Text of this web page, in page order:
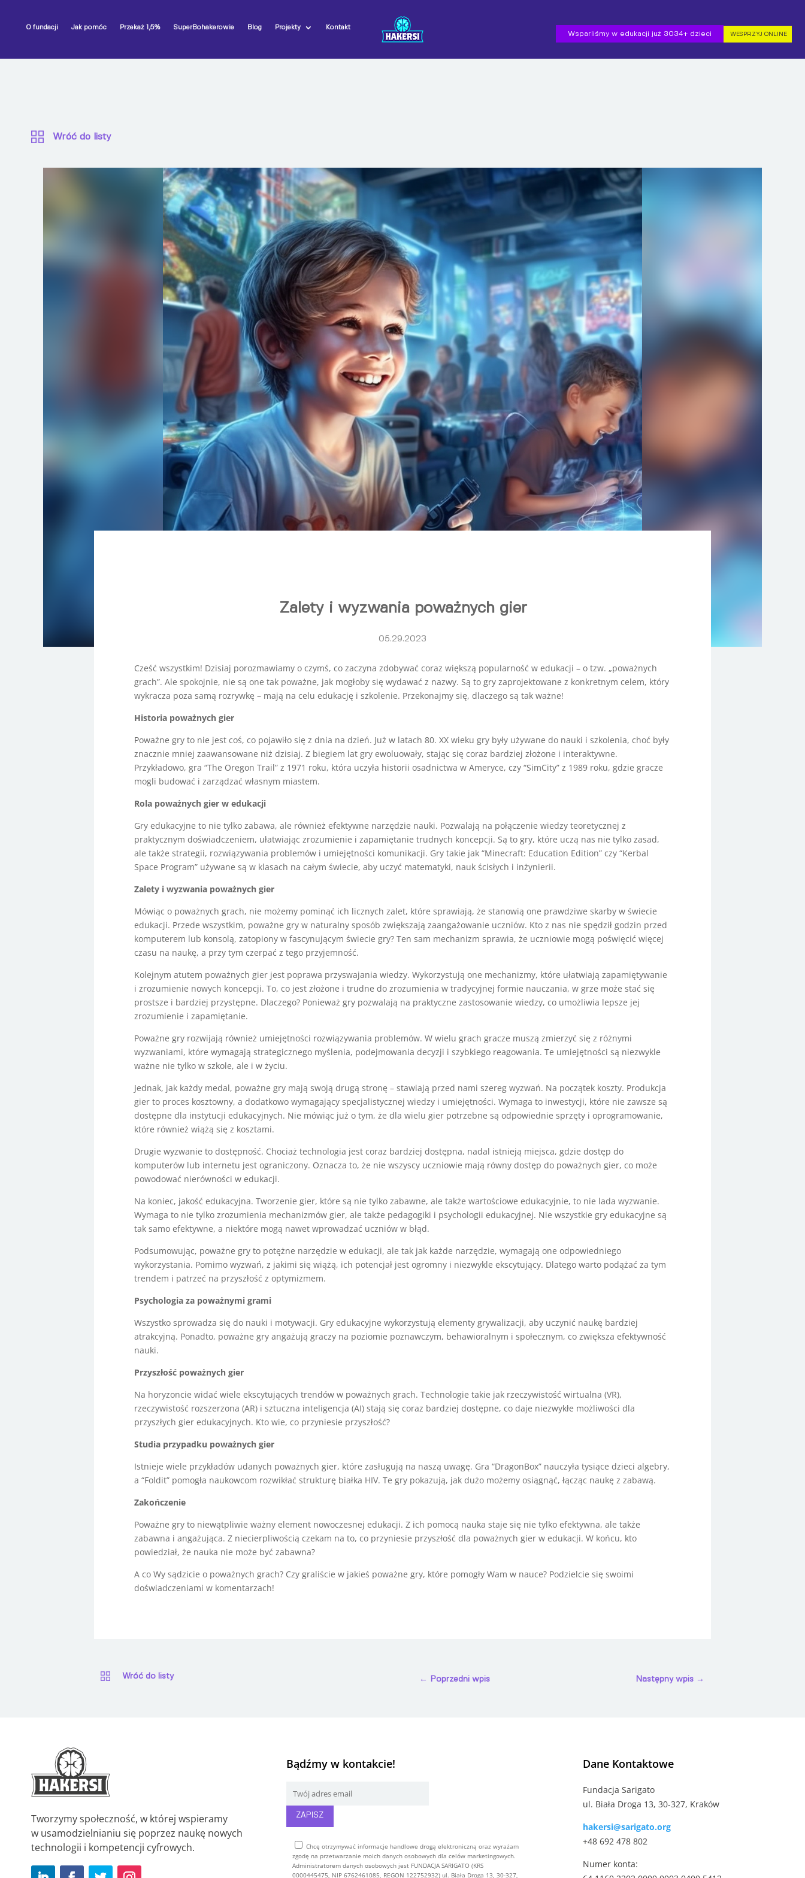
O fundacji Jak pomóc Przekaż 1,5% SuperBohakerowie Blog Projekty Kontakt
Wsparliśmy w edukacji już 3034+ dzieci WESPRZYJ ONLINE
Wróć do listy
Zalety i wyzwania poważnych gier
05.29.2023
Cześć wszystkim! Dzisiaj porozmawiamy o czymś, co zaczyna zdobywać coraz większą popularność w edukacji – o tzw. „poważnych
grach”. Ale spokojnie, nie są one tak poważne, jak mogłoby się wydawać z nazwy. Są to gry zaprojektowane z konkretnym celem, który
wykracza poza samą rozrywkę – mają na celu edukację i szkolenie. Przekonajmy się, dlaczego są tak ważne!
Historia poważnych gier
Poważne gry to nie jest coś, co pojawiło się z dnia na dzień. Już w latach 80. XX wieku gry były używane do nauki i szkolenia, choć były
znacznie mniej zaawansowane niż dzisiaj. Z biegiem lat gry ewoluowały, stając się coraz bardziej złożone i interaktywne.
Przykładowo, gra “The Oregon Trail” z 1971 roku, która uczyła historii osadnictwa w Ameryce, czy “SimCity” z 1989 roku, gdzie gracze
mogli budować i zarządzać własnym miastem.
Rola poważnych gier w edukacji
Gry edukacyjne to nie tylko zabawa, ale również efektywne narzędzie nauki. Pozwalają na połączenie wiedzy teoretycznej z
praktycznym doświadczeniem, ułatwiając zrozumienie i zapamiętanie trudnych koncepcji. Są to gry, które uczą nas nie tylko zasad,
ale także strategii, rozwiązywania problemów i umiejętności komunikacji. Gry takie jak “Minecraft: Education Edition” czy “Kerbal
Space Program” używane są w klasach na całym świecie, aby uczyć matematyki, nauk ścisłych i inżynierii.
Zalety i wyzwania poważnych gier
Mówiąc o poważnych grach, nie możemy pominąć ich licznych zalet, które sprawiają, że stanowią one prawdziwe skarby w świecie
edukacji. Przede wszystkim, poważne gry w naturalny sposób zwiększają zaangażowanie uczniów. Kto z nas nie spędził godzin przed
komputerem lub konsolą, zatopiony w fascynującym świecie gry? Ten sam mechanizm sprawia, że uczniowie mogą poświęcić więcej
czasu na naukę, a przy tym czerpać z tego przyjemność.
Kolejnym atutem poważnych gier jest poprawa przyswajania wiedzy. Wykorzystują one mechanizmy, które ułatwiają zapamiętywanie
i zrozumienie nowych koncepcji. To, co jest złożone i trudne do zrozumienia w tradycyjnej formie nauczania, w grze może stać się
prostsze i bardziej przystępne. Dlaczego? Ponieważ gry pozwalają na praktyczne zastosowanie wiedzy, co umożliwia lepsze jej
zrozumienie i zapamiętanie.
Poważne gry rozwijają również umiejętności rozwiązywania problemów. W wielu grach gracze muszą zmierzyć się z różnymi
wyzwaniami, które wymagają strategicznego myślenia, podejmowania decyzji i szybkiego reagowania. Te umiejętności są niezwykle
ważne nie tylko w szkole, ale i w życiu.
Jednak, jak każdy medal, poważne gry mają swoją drugą stronę – stawiają przed nami szereg wyzwań. Na początek koszty. Produkcja
gier to proces kosztowny, a dodatkowo wymagający specjalistycznej wiedzy i umiejętności. Wymaga to inwestycji, które nie zawsze są
dostępne dla instytucji edukacyjnych. Nie mówiąc już o tym, że dla wielu gier potrzebne są odpowiednie sprzęty i oprogramowanie,
które również wiążą się z kosztami.
Drugie wyzwanie to dostępność. Chociaż technologia jest coraz bardziej dostępna, nadal istnieją miejsca, gdzie dostęp do
komputerów lub internetu jest ograniczony. Oznacza to, że nie wszyscy uczniowie mają równy dostęp do poważnych gier, co może
powodować nierówności w edukacji.
Na koniec, jakość edukacyjna. Tworzenie gier, które są nie tylko zabawne, ale także wartościowe edukacyjnie, to nie lada wyzwanie.
Wymaga to nie tylko zrozumienia mechanizmów gier, ale także pedagogiki i psychologii edukacyjnej. Nie wszystkie gry edukacyjne są
tak samo efektywne, a niektóre mogą nawet wprowadzać uczniów w błąd.
Podsumowując, poważne gry to potężne narzędzie w edukacji, ale tak jak każde narzędzie, wymagają one odpowiedniego
wykorzystania. Pomimo wyzwań, z jakimi się wiążą, ich potencjał jest ogromny i niezwykle ekscytujący. Dlatego warto podążać za tym
trendem i patrzeć na przyszłość z optymizmem.
Psychologia za poważnymi grami
Wszystko sprowadza się do nauki i motywacji. Gry edukacyjne wykorzystują elementy grywalizacji, aby uczynić naukę bardziej
atrakcyjną. Ponadto, poważne gry angażują graczy na poziomie poznawczym, behawioralnym i społecznym, co zwiększa efektywność
nauki.
Przyszłość poważnych gier
Na horyzoncie widać wiele ekscytujących trendów w poważnych grach. Technologie takie jak rzeczywistość wirtualna (VR),
rzeczywistość rozszerzona (AR) i sztuczna inteligencja (AI) stają się coraz bardziej dostępne, co daje niezwykłe możliwości dla
przyszłych gier edukacyjnych. Kto wie, co przyniesie przyszłość?
Studia przypadku poważnych gier
Istnieje wiele przykładów udanych poważnych gier, które zasługują na naszą uwagę. Gra “DragonBox” nauczyła tysiące dzieci algebry,
a “Foldit” pomogła naukowcom rozwikłać strukturę białka HIV. Te gry pokazują, jak dużo możemy osiągnąć, łącząc naukę z zabawą.
Zakończenie
Poważne gry to niewątpliwie ważny element nowoczesnej edukacji. Z ich pomocą nauka staje się nie tylko efektywna, ale także
zabawna i angażująca. Z niecierpliwością czekam na to, co przyniesie przyszłość dla poważnych gier w edukacji. W końcu, kto
powiedział, że nauka nie może być zabawna?
A co Wy sądzicie o poważnych grach? Czy graliście w jakieś poważne gry, które pomogły Wam w nauce? Podzielcie się swoimi
doświadczeniami w komentarzach!
Wróć do listy ← Poprzedni wpis Następny wpis→
Tworzymy społeczność, w której wspieramy
w usamodzielnianiu się poprzez naukę nowych
technologii i kompetencji cyfrowych.
Bądźmy w kontakcie!
Chcę otrzymywać informacje handlowe drogą elektroniczną oraz wyrażam
zgodę na przetwarzanie moich danych osobowych dla celów marketingowych.
Administratorem danych osobowych jest FUNDACJA SARIGATO (KRS
0000445475, NIP 6762461085, REGON 122752932) ul. Biała Droga 13, 30-327,
Dane Kontaktowe
Fundacja Sarigato
ul. Biała Droga 13, 30-327, Kraków
hakersi@sarigato.org
+48 692 478 802
Numer konta: